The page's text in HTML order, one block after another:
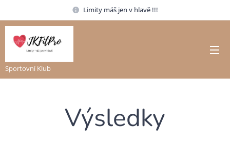
Limity máš jen v hlavě !!!
Sportovní Klub
Výsledky